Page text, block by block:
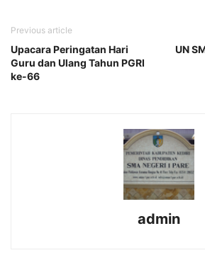
Previous article
Upacara Peringatan Hari
Guru dan Ulang Tahun PGRI
ke-66
UN
admin